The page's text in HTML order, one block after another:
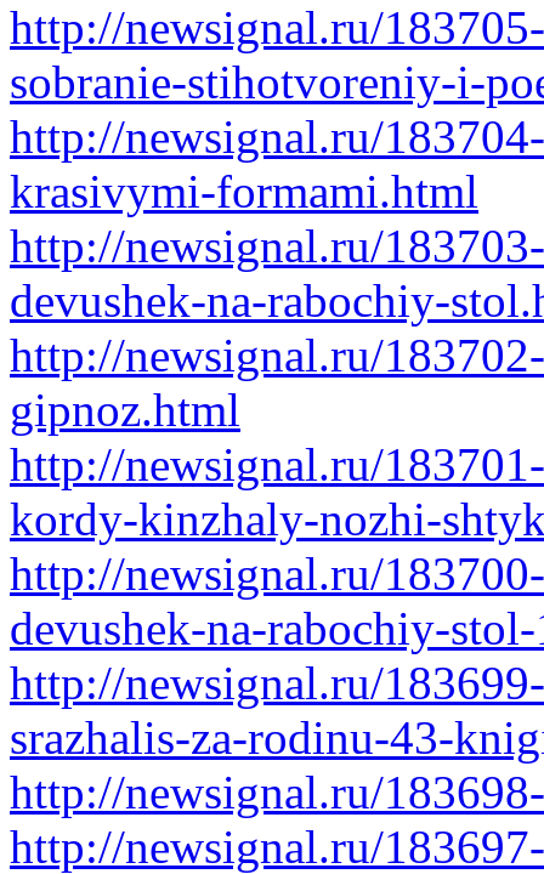
http://newsignal.ru/
sobranie-stihotvoreniy-i-
http://newsignal.ru/
krasivymi-formami.html
http://newsignal.ru/
devushek-na-rabochiy-
http://newsignal.ru/
gipnoz.html
http://newsignal.ru/
kordy-kinzhaly-nozhi-
http://newsignal.ru/
devushek-na-rabochiy-
http://newsignal.ru/
srazhalis-za-rodinu-43-
http://newsignal.ru/
http://newsignal.ru/